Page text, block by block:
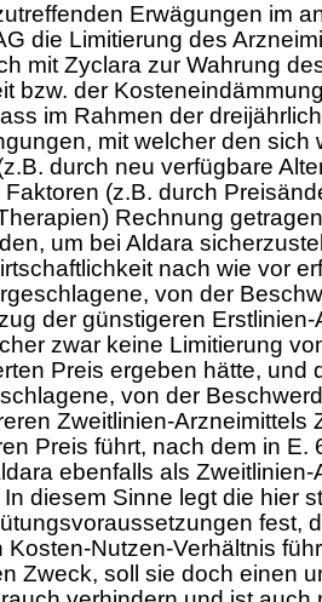
Erwägungen im
die Limitierung des
mit Zyclara zur Wahrung
bzw. der
im Rahmen der
mit welcher den sich
durch neu verfügbare
(z.B. durch
Rechnung
um bei Aldara
nach wie vor
von der
der günstigeren
zwar keine Limitierung
Preis ergeben hätte, und
von der
Zweitlinien-Arzneimittels
Preis führt, nach dem in E.
ebenfalls als Zweitlinien-
diesem Sinne legt die hier
fest,
Nutzen-Verhältnis
Zweck, soll sie doch einen